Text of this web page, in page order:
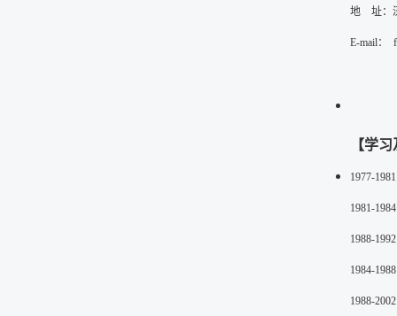
地    址
E-mail：
【学
1977-
1981-
1988-
1984-
1988-